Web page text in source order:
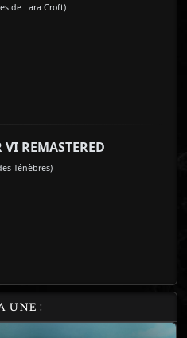
de Lara Croft)
REMASTERED
Ténèbres)
une :